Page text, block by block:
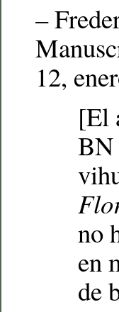
–
12,
[El
BN
no
en
de